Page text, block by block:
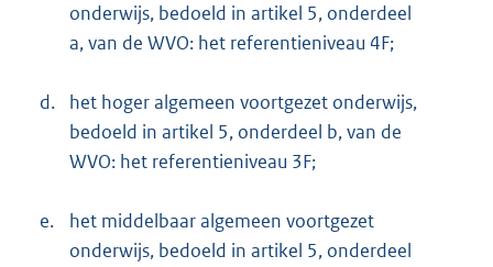
onderwijs, bedoeld in artikel 5, onderdeel
a, van de WVO: het referentieniveau 4F;
d.
het hoger algemeen voortgezet onderwijs,
bedoeld in artikel 5, onderdeel b, van de
WVO: het referentieniveau 3F;
e.
het middelbaar algemeen voortgezet
onderwijs, bedoeld in artikel 5, onderdeel